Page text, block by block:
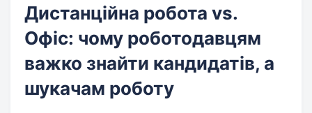
Дистанційна робота vs.
Офіс: чому роботодавцям
важко знайти кандидатів, а
шукачам роботу